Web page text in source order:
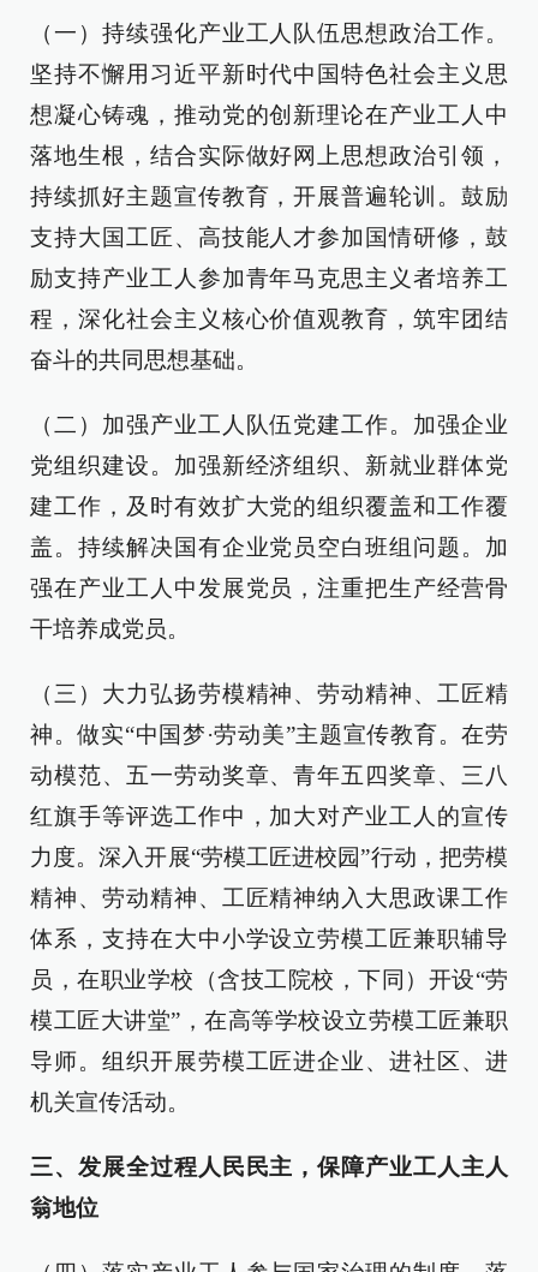
（一）持续强化产业工人队伍思想政治工作。
坚持不懈用习近平新时代中国特色社会主义思
想凝心铸魂，推动党的创新理论在产业工人中
落地生根，结合实际做好网上思想政治引领，
持续抓好主题宣传教育，开展普遍轮训。鼓励
支持大国工匠、高技能人才参加国情研修，鼓
励支持产业工人参加青年马克思主义者培养工
程，深化社会主义核心价值观教育，筑牢团结
奋斗的共同思想基础。
（二）加强产业工人队伍党建工作。加强企业
党组织建设。加强新经济组织、新就业群体党
建工作，及时有效扩大党的组织覆盖和工作覆
盖。持续解决国有企业党员空白班组问题。加
强在产业工人中发展党员，注重把生产经营骨
干培养成党员。
（三）大力弘扬劳模精神、劳动精神、工匠精
神。做实“中国梦·劳动美”主题宣传教育。在劳
动模范、五一劳动奖章、青年五四奖章、三八
红旗手等评选工作中，加大对产业工人的宣传
力度。深入开展“劳模工匠进校园”行动，把劳模
精神、劳动精神、工匠精神纳入大思政课工作
体系，支持在大中小学设立劳模工匠兼职辅导
员，在职业学校（含技工院校，下同）开设“劳
模工匠大讲堂”，在高等学校设立劳模工匠兼职
导师。组织开展劳模工匠进企业、进社区、进
机关宣传活动。
三、发展全过程人民民主，保障产业工人主人
翁地位